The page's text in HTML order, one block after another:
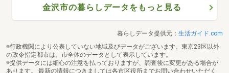
金沢市の暮らしデータをもっと見る
暮らしデータ提供元： 生活ガイド.com
※行政機関により公表していない地域及びデータがございます。東京23区以外
の政令指定都市は、市全体のデータとして表示しています。
※提供データには細心の注意を払っておりますが、調査後に変更がある場合が
あります。 最新の情報につきましては各市区役所までお問い合わせいただく